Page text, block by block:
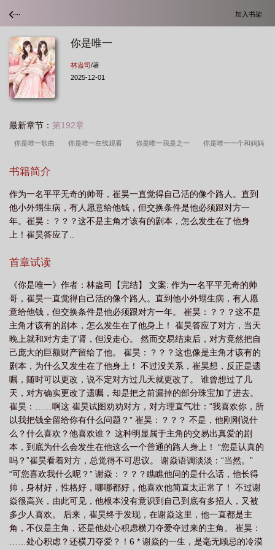
加入书架
你是唯一
林盎司/著
2025-12-01
最新章节： 第192章
你是唯一歌曲 你是唯一在线观看 你是唯一我是之一 你是唯一一个和妈妈
思 你是唯一的神话歌词
唯一英文 cpdd你是唯一 你是唯一电影在线观看 你是唯一 林盎司 你是
唯一一个没有任何血缘关系却让我 你是唯一小玉 你是唯一的神话
英语怎么写 你是唯一的玫瑰
人 你是唯一翻译成英文
词 你是唯一五月天 你是唯一小玉表叔最新章节 你是唯一的唯美句子
是唯一的文案 你是唯一赞美诗 你是唯一全文阅读小玉的 你是唯一 五月
天 你是唯一小玉和表叔免费阅读全文 你是唯一小玉周旭 你是唯一张信
哲 你是唯一的诗句 你是唯一英文翻译 无人替代的英文 你是唯一小玉表
叔笔趣阁最新章节更新时间 你是唯一小玉免费阅读全文 你是唯一表叔小玉免费
阅读 你是唯一 原唱 你是唯一张芸京 你是唯一小玉和表叔免费阅读
是唯一小玉全文 你是唯一能够抵达我灵魂深处的女人 你是唯一能伤我的射手原
唱 你是唯一歌谱 你是唯一可以闻到我的人 你是唯一不可替代 你是唯一
英语 你是唯一是什么意思 你是唯一的英文 你是唯一小玉和表叔
书籍简介
作为一名平平无奇的帅哥，崔昊一直觉得自己活的像个路人。直到
他小外甥生病，有人愿意给他钱，但交换条件是他必须跟对方一
年。崔昊：？？？这不是主角才该有的剧本，怎么发生在了他身
上！崔昊答应了..
首章试读
《你是唯一》作者：林盎司【完结】 文案: 作为一名平平无奇的帅
哥，崔昊一直觉得自己活的像个路人。直到他小外甥生病，有人愿
意给他钱，但交换条件是他必须跟对方一年。 崔昊：？？？这不是
主角才该有的剧本，怎么发生在了他身上！ 崔昊答应了对方，当天
晚上就和对方走了肾，但没走心。 然而交易结束后，对方竟然把自
己庞大的巨额财产留给了他。 崔昊：？？？这也像是主角才该有的
剧本，为什么又发生在了他身上！ 不过没关系，崔昊想，反正是遗
嘱，随时可以更改，说不定对方过几天就更改了。 谁曾想过了几
天，对方确实更改了遗嘱，却是把之前漏掉的部分珠宝加了进去。
崔昊：……啊这 崔昊试图劝劝对方，对方理直气壮：“我喜欢你，所
以我把钱全留给你有什么问题？” 崔昊：？？？ 不是，他刚刚说什
么？什么喜欢？他喜欢谁？ 这种明显属于主角的交易出真爱的剧
本，到底为什么会发生在他这么一个普通的路人身上！ “您是认真的
吗？”崔昊看着对方，总觉得不可思议。 谢焱语调淡淡：“当然。”
“可您喜欢我什么呢？” 谢焱：？？？瞧瞧他问的是什么话，他长得
帅，身材好，性格好，哪哪都好，他喜欢他简直太正常了！ 不过谢
焱很高兴，由此可见，他根本没有意识到自己到底有多招人，又被
多少人喜欢。 后来，崔昊终于发现，在谢焱这里，他一直都是主
角，不仅是主角，还是他处心积虑横刀夺爱夺过来的主角。 崔昊：
……处心积虑？还横刀夺爱？！6 * 谢焱的一生，是毫无顾忌的冷漠